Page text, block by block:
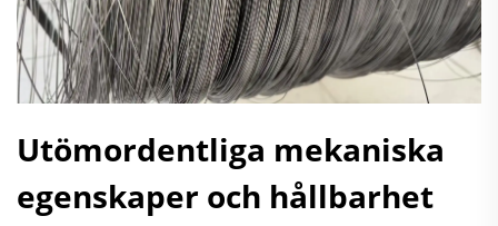
Utömordentliga mekaniska
egenskaper och hållbarhet